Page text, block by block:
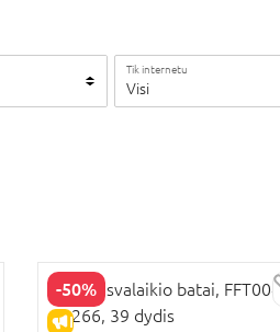
Tik internetu
Visi
-50%
IŠPARDAVIMAS
FILA laisvalaikio batai,
43266, 39 dydis